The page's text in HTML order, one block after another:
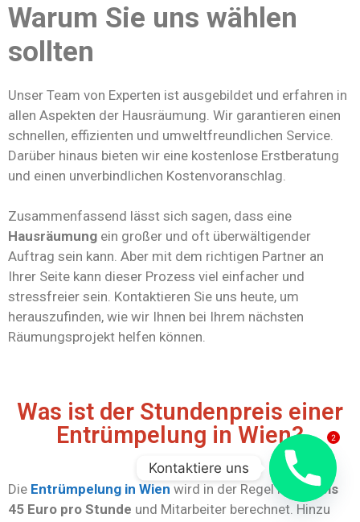
Warum Sie uns wählen
sollten
Unser Team von Experten ist ausgebildet und erfahren in
allen Aspekten der Hausräumung. Wir garantieren einen
schnellen, effizienten und umweltfreundlichen Service.
Darüber hinaus bieten wir eine kostenlose Erstberatung
und einen unverbindlichen Kostenvoranschlag.
Zusammenfassend lässt sich sagen, dass eine
Hausräumung ein großer und oft überwältigender
Auftrag sein kann. Aber mit dem richtigen Partner an
Ihrer Seite kann dieser Prozess viel einfacher und
stressfreier sein. Kontaktieren Sie uns heute, um
herauszufinden, wie wir Ihnen bei Ihrem nächsten
Räumungsprojekt helfen können.
Was ist der Stundenpreis einer
Entrümpelung in Wien?
Die Entrümpelung in Wien wird in der Regel mit
35 bis
45 Euro pro Stunde und Mitarbeiter berechnet. Hinzu
2
Kontaktiere uns